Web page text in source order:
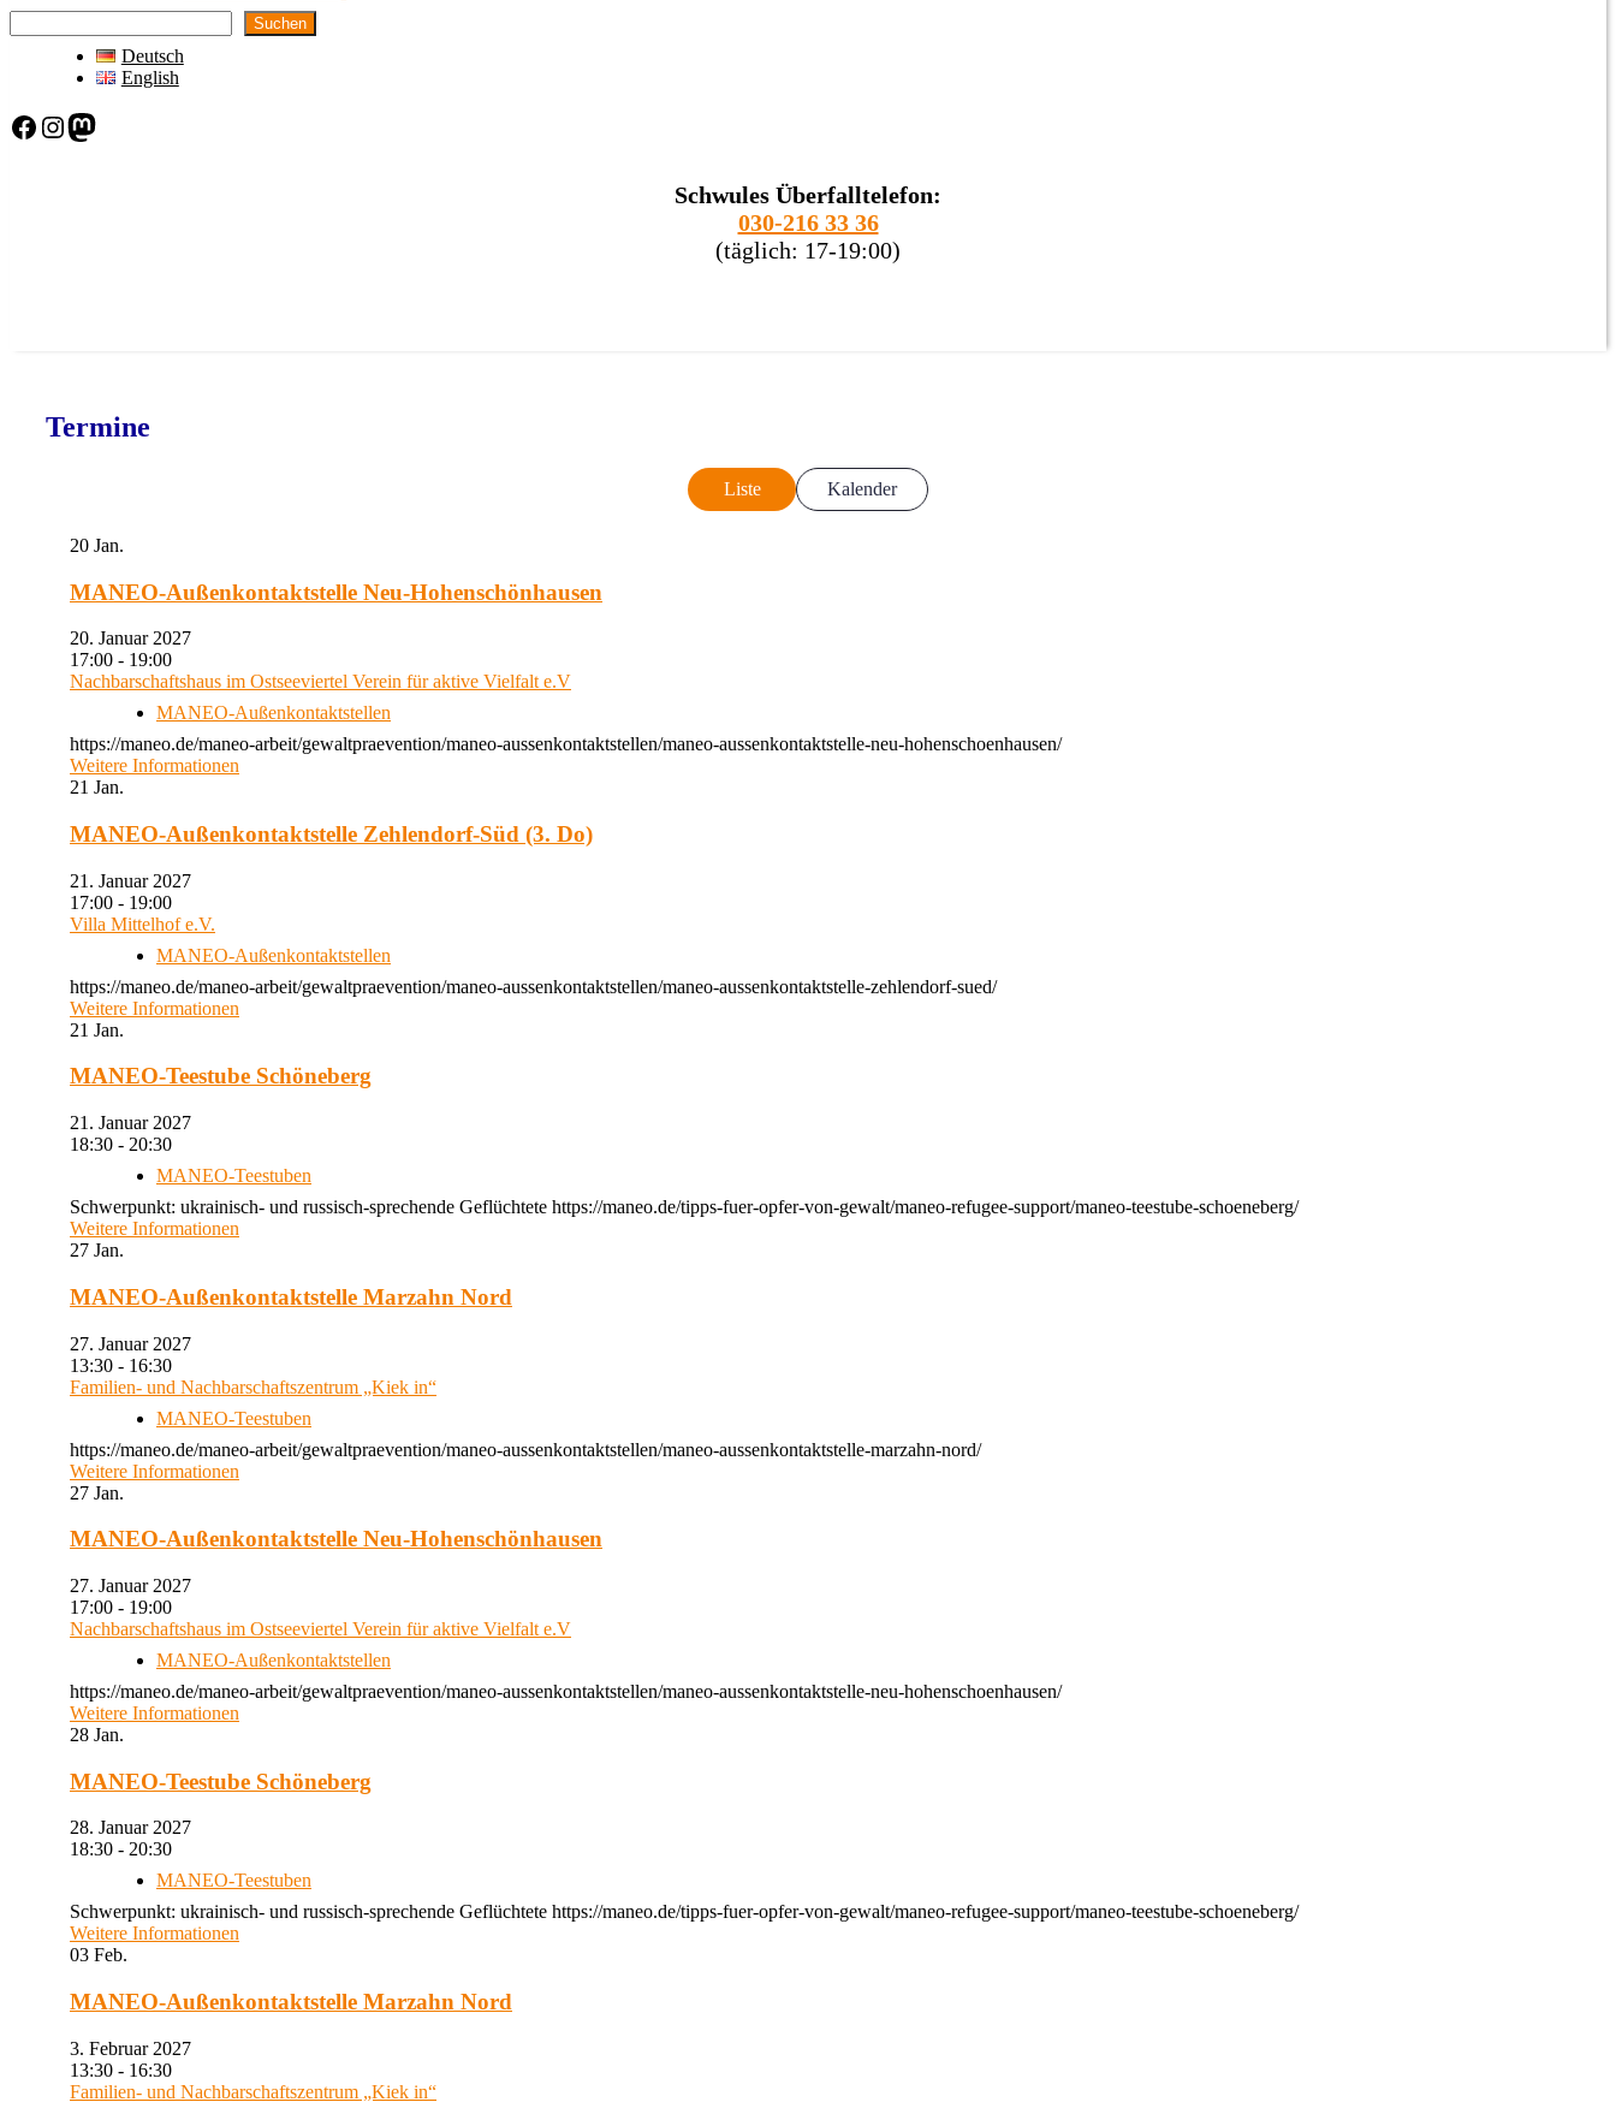
Suchen
Deutsch
English
Facebook Instagram Mastodon
Schwules Überfalltelefon:
030-216 33 36
(täglich: 17-19:00)
Termine
Liste Kalender
20 Jan.
MANEO-Außenkontaktstelle Neu-Hohenschönhausen
20. Januar 2027
17:00 - 19:00
Nachbarschaftshaus im Ostseeviertel Verein für aktive Vielfalt e.V
MANEO-Außenkontaktstellen
https://maneo.de/maneo-arbeit/gewaltpraevention/maneo-aussenkontaktstellen/maneo-aussenkontaktstelle-neu-hohenschoenhausen/
Weitere Informationen
21 Jan.
MANEO-Außenkontaktstelle Zehlendorf-Süd (3. Do)
21. Januar 2027
17:00 - 19:00
Villa Mittelhof e.V.
MANEO-Außenkontaktstellen
https://maneo.de/maneo-arbeit/gewaltpraevention/maneo-aussenkontaktstellen/maneo-aussenkontaktstelle-zehlendorf-sued/
Weitere Informationen
21 Jan.
MANEO-Teestube Schöneberg
21. Januar 2027
18:30 - 20:30
MANEO-Teestuben
Schwerpunkt: ukrainisch- und russisch-sprechende Geflüchtete https://maneo.de/tipps-fuer-opfer-von-gewalt/maneo-refugee-support/maneo-teestube-schoeneberg/
Weitere Informationen
27 Jan.
MANEO-Außenkontaktstelle Marzahn Nord
27. Januar 2027
13:30 - 16:30
Familien- und Nachbarschaftszentrum „Kiek in“
MANEO-Teestuben
https://maneo.de/maneo-arbeit/gewaltpraevention/maneo-aussenkontaktstellen/maneo-aussenkontaktstelle-marzahn-nord/
Weitere Informationen
27 Jan.
MANEO-Außenkontaktstelle Neu-Hohenschönhausen
27. Januar 2027
17:00 - 19:00
Nachbarschaftshaus im Ostseeviertel Verein für aktive Vielfalt e.V
MANEO-Außenkontaktstellen
https://maneo.de/maneo-arbeit/gewaltpraevention/maneo-aussenkontaktstellen/maneo-aussenkontaktstelle-neu-hohenschoenhausen/
Weitere Informationen
28 Jan.
MANEO-Teestube Schöneberg
28. Januar 2027
18:30 - 20:30
MANEO-Teestuben
Schwerpunkt: ukrainisch- und russisch-sprechende Geflüchtete https://maneo.de/tipps-fuer-opfer-von-gewalt/maneo-refugee-support/maneo-teestube-schoeneberg/
Weitere Informationen
03 Feb.
MANEO-Außenkontaktstelle Marzahn Nord
3. Februar 2027
13:30 - 16:30
Familien- und Nachbarschaftszentrum „Kiek in“